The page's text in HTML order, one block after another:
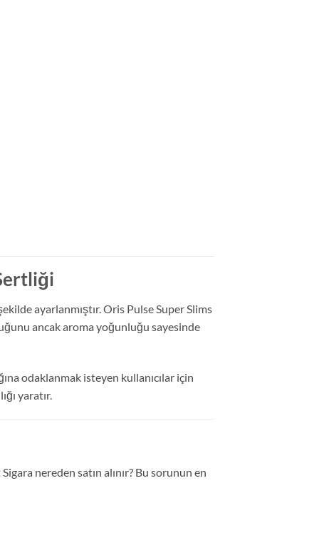
ayarlanmıştır. Oris Pulse Super Slims
ancak aroma yoğunluğu sayesinde
odaklanmak isteyen kullanıcılar için
yaratır.
nereden satın alınır? Bu sorunun en